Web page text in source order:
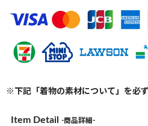
※下記「着物の素材について」を必
Item Detail -商品詳細-